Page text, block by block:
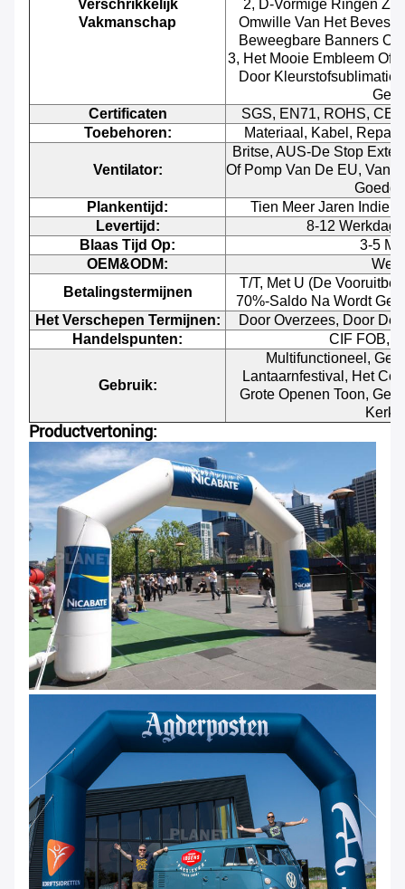
Verschrikkelijk
Vakmanschap
2, D-Vormige Ringen
Omwille Van Het
Beweegbare Banners
3, Het Mooie Embleem Of
Door KleurstofSublimatie
Certificaten
SGS, EN71, ROHS, CE/
Toebehoren:
Materiaal, Kabel,
Ventilator:
Britse, AUS-De Stop
Of Pomp Van De EU, Van
Plankentijd:
Tien Meer Jaren Indien
Levertijd:
8-12
Blaas Tijd Op:
3-5
OEM&ODM:
Betalingstermijnen
T/T, Met U (de
70%-Saldo Na Wordt
Het Verschepen Termijnen:
Door Overzees, Door De
Handelspunten:
CIF FOB,
Gebruik:
Multifunctioneel,
Lantaarnfestival, Het
Grote Openen Toon,
Kerk,
Productvertoning: